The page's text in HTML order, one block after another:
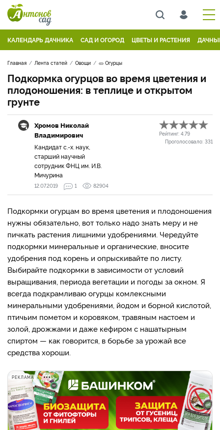
КАЛЕНДАРЬ ДАЧНИКА САД И ОГОРОД ЦВЕТЫ И РАСТЕНИЯ
Главная Лента статей Овощи 🥒 Огурцы
Подкормка огурцов во время цветения и
плодоношения: в теплице и открытом
грунте
Хромов Николай
Владимирович
Кандидат с.-х. наук,
старший научный
сотрудник ФНЦ им. И.В.
Мичурина
Рейтинг: 4.79
Проголосовало: 331
12.07.2019 1 82904
Подкормки огурцам во время цветения и плодоношения
нужны обязательно, вот только надо знать меру и не
пичкать растения лишними удобрениями. Чередуйте
подкормки минеральные и органические, вносите
удобрения под корень и опрыскивайте по листу.
Выбирайте подкормки в зависимости от условий
выращивания, периода вегетации и погоды за окном. Я
всегда подкрамливаю огурцы комлексными
минеральными удобрениями, йодом и борной кислотой,
птичьим пометом и коровяком, травяным настоем и
золой, дрожжами и даже кефиром с нашатырным
спиртом — как говорится, в борьбе за урожай все
средства хороши.
РЕКЛАМА